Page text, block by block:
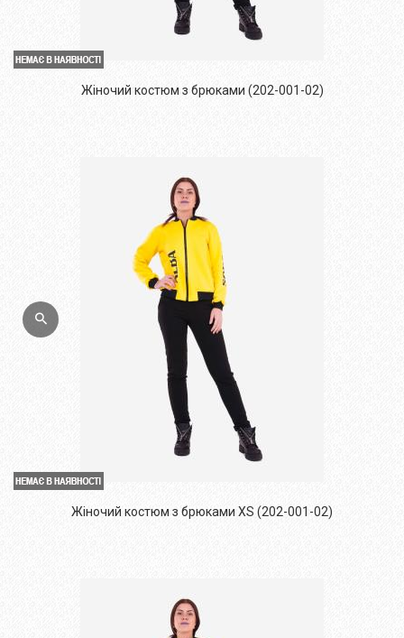
Жіночий костюм з брюками (202-001-02)
Жіночий костюм з брюками XS (202-001-02)